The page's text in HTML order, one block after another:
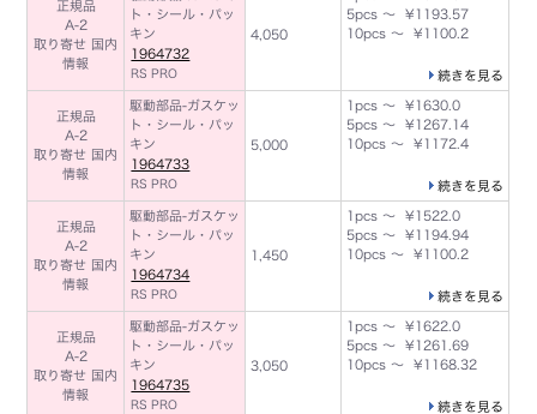
正規品
A-2
取り寄せ 国内
情報
ト・シール・パッ
キン
1964732
RS PRO
4,050
5pcs ～ ¥1193.57
10pcs ～ ¥1100.2
続きを見る
正規品
A-2
取り寄せ 国内
情報
駆動部品-ガスケッ
ト・シール・パッ
キン
1964733
RS PRO
5,000
1pcs ～ ¥1630.0
5pcs ～ ¥1267.14
10pcs ～ ¥1172.4
続きを見る
正規品
A-2
取り寄せ 国内
情報
駆動部品-ガスケッ
ト・シール・パッ
キン
1964734
RS PRO
1,450
1pcs ～ ¥1522.0
5pcs ～ ¥1194.94
10pcs ～ ¥1100.2
続きを見る
正規品
A-2
取り寄せ 国内
情報
駆動部品-ガスケッ
ト・シール・パッ
キン
1964735
RS PRO
3,050
1pcs ～ ¥1622.0
5pcs ～ ¥1261.69
10pcs ～ ¥1168.32
続きを見る